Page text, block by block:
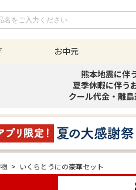
お中元
熊本地震に伴
夏季休暇に伴う
クール代金・離
> いくらとうにの豪華セット